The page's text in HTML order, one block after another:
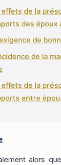
effets de la
des époux
de
de la
effets de la
entre
alors